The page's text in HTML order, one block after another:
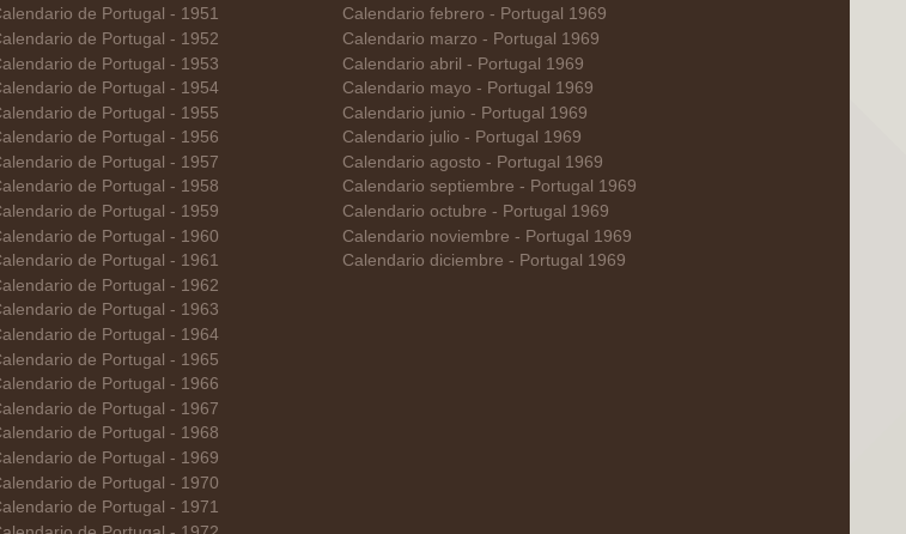
de Portugal - 1951
de Portugal - 1952
de Portugal - 1953
de Portugal - 1954
de Portugal - 1955
de Portugal - 1956
de Portugal - 1957
de Portugal - 1958
de Portugal - 1959
de Portugal - 1960
de Portugal - 1961
de Portugal - 1962
de Portugal - 1963
de Portugal - 1964
de Portugal - 1965
de Portugal - 1966
de Portugal - 1967
de Portugal - 1968
de Portugal - 1969
de Portugal - 1970
de Portugal - 1971
Calendario febrero - Portugal 1969
Calendario marzo - Portugal 1969
Calendario abril - Portugal 1969
Calendario mayo - Portugal 1969
Calendario junio - Portugal 1969
Calendario julio - Portugal 1969
Calendario agosto - Portugal 1969
Calendario septiembre - Portugal 1969
Calendario octubre - Portugal 1969
Calendario noviembre - Portugal 1969
Calendario diciembre - Portugal 1969